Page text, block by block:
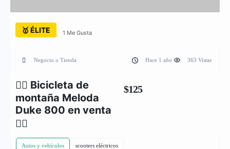
🥇 ÉLITE 1 Me Gusta
Negocio o Tienda Hace 1 año 363 Vistas
🚴‍♂ Bicicleta de
montaña Meloda
Duke 800 en venta
🚴‍♂
$125
Autos y vehículos scooters eléctricos